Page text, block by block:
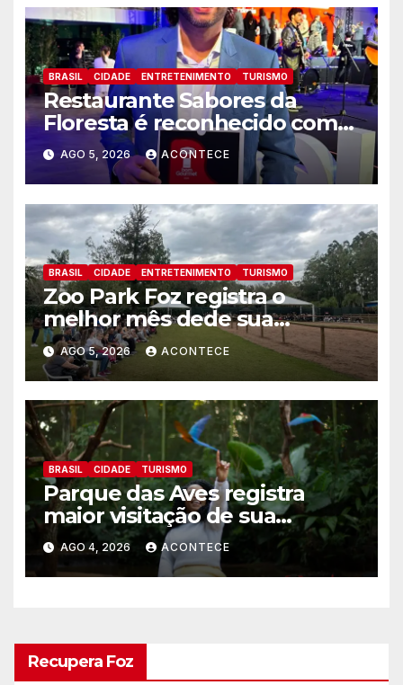
BRASIL CIDADE ENTRETENIMENTO TURISMO
Restaurante Sabores da
Floresta é reconhecido como
um dos Lugares Imperdíveis
de Foz do Iguaçu
AGO 5, 2026 ACONTECE
BRASIL CIDADE ENTRETENIMENTO TURISMO
Zoo Park Foz registra o
melhor mês dede sua
inauguração
AGO 5, 2026 ACONTECE
BRASIL CIDADE TURISMO
Parque das Aves registra
maior visitação de sua
históriaJulho bate recorde
histórico de visitantes e
reforça a conexão entre
AGO 4, 2026 ACONTECE
Recupera Foz